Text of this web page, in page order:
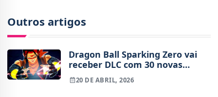
Outros artigos
Dragon Ball Sparking Zero vai
receber DLC com 30 novas
personagens e novo modo a
solo
20 DE ABRIL, 2026